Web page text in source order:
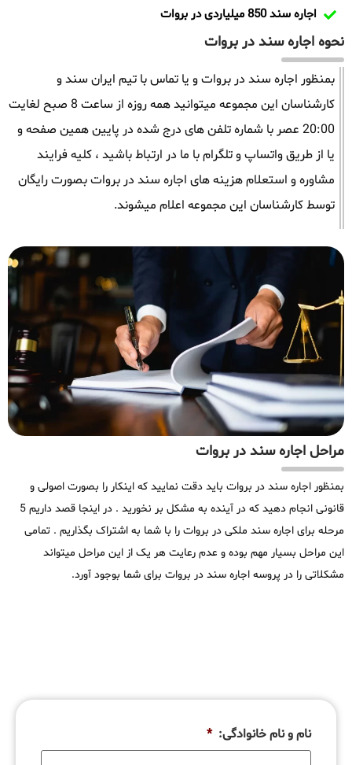
اجاره سند 850 میلیاردی در بروات
نحوه اجاره سند در بروات
بمنظور اجاره سند در بروات و یا تماس با تیم ایران سند و
کارشناسان این مجموعه میتوانید همه روزه از ساعت 8 صبح لغایت
20:00 عصر با شماره تلفن های درج شده در پایین همین صفحه و
یا از طریق واتساپ و تلگرام با ما در ارتباط باشید ، کلیه فرایند
مشاوره و استعلام هزینه های اجاره سند در بروات بصورت رایگان
توسط کارشناسان این مجموعه اعلام میشوند.
مراحل اجاره سند در بروات
بمنظور اجاره سند در بروات باید دقت نمایید که اینکار را بصورت اصولی و
قانونی انجام دهید که در آینده به مشکل بر نخورید . در اینجا قصد داریم 5
مرحله برای اجاره سند ملکی در بروات را با شما به اشتراک بگذاریم . تمامی
این مراحل بسیار مهم بوده و عدم رعایت هر یک از این مراحل میتواند
مشکلاتی را در پروسه اجاره سند در بروات برای شما بوجود آورد.
نام و نام خانوادگی: *